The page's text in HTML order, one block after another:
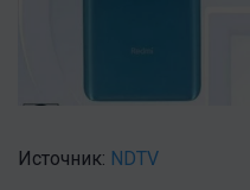
Источник: NDTV